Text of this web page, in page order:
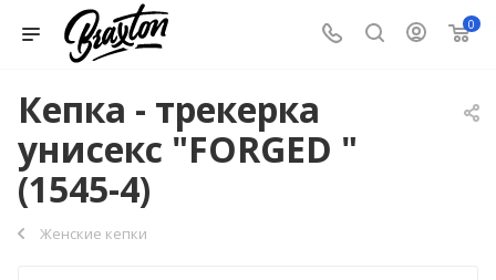
0
Кепка - трекерка
унисекс "FORGED "
(1545-4)
Женские кепки